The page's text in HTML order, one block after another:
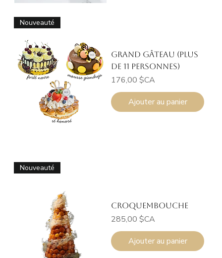
Nouveauté
Grand Gâteau (plus
de 11 personnes)
Prix
176,00 $CA
Ajouter au panier
Nouveauté
Croquembouche
Prix
285,00 $CA
Ajouter au panier